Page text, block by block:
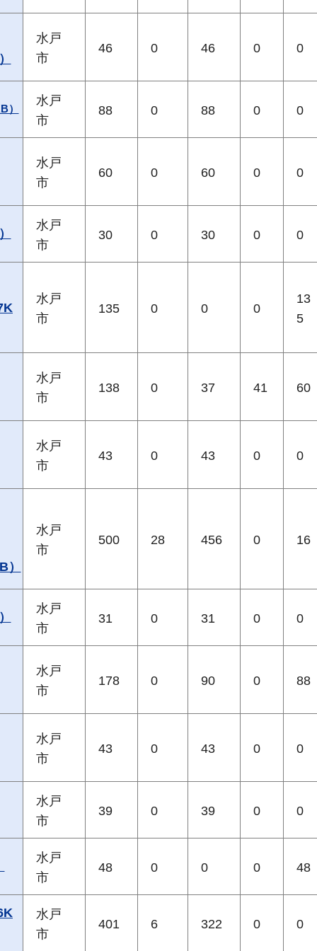
水戸
市
46 0 46 0 0
）
水戸
市
88 0 88 0 0
水戸
市
60 0 60 0 0
水戸
市
30 0 30 0 0
水戸
市
135 0 0 0
13
5
水戸
市
138 0 37 41 60
水戸
市
43 0 43 0 0
水戸
市
500 28 456 0 16
水戸
市
31 0 31 0 0
水戸
市
178 0 90 0 88
水戸
市
43 0 43 0 0
水戸
市
39 0 39 0 0
水戸
市
48 0 0 0 48
水戸
市
401 6 322 0 0